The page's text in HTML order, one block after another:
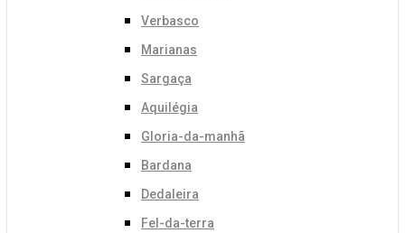
Verbasco
Marianas
Sargaça
Aquilégia
Gloria-da-manhã
Bardana
Dedaleira
Fel-da-terra